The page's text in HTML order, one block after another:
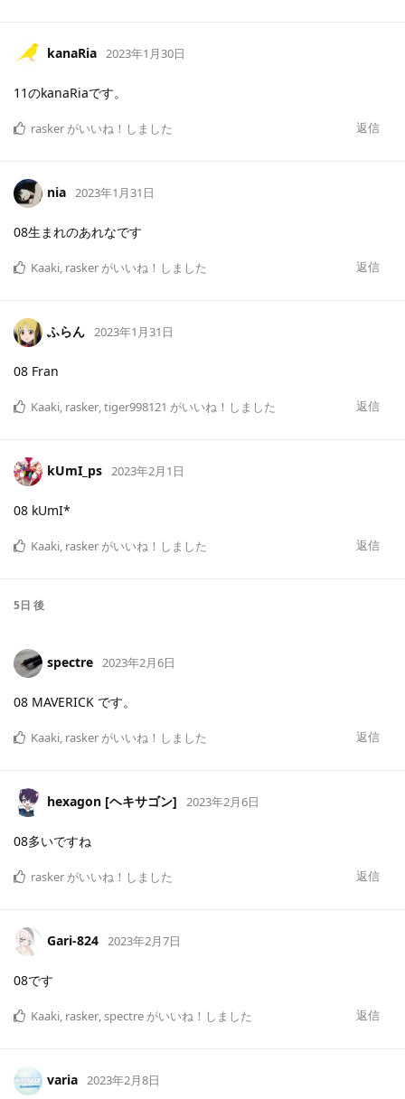
kanaRia 2023年1月30日
11のkanaRiaです。
返信
rasker がいいね！しました
nia 2023年1月31日
08生まれのあれなです
返信
Kaaki, rasker がいいね！しました
ふらん 2023年1月31日
08 Fran
返信
Kaaki, rasker,tiger998121 がいいね！しました
kUmI_ps 2023年2月1日
08 kUmI*
返信
Kaaki, rasker がいいね！しました
5日 後
spectre 2023年2月6日
08 MAVERICK です。
返信
Kaaki, rasker がいいね！しました
hexagon [ヘキサゴン] 2023年2月6日
08多いですね
返信
rasker がいいね！しました
Gari-824 2023年2月7日
08です
返信
Kaaki, rasker,spectre がいいね！しました
varia 2023年2月8日